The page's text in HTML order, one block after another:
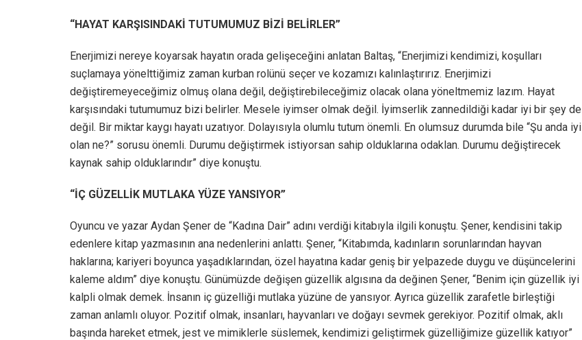
“HAYAT KARŞISINDAKİ TUTUMUMUZ BİZİ BELİRLER”
Enerjimizi nereye koyarsak hayatın orada gelişeceğini anlatan Baltaş, “Enerjimizi kendimizi, koşulları
suçlamaya yönelttiğimiz zaman kurban rolünü seçer ve kozamızı kalınlaştırırız. Enerjimizi
değiştiremeyeceğimiz olmuş olana değil, değiştirebileceğimiz olacak olana yöneltmemiz lazım. Hayat
karşısındaki tutumumuz bizi belirler. Mesele iyimser olmak değil. İyimserlik zannedildiği kadar iyi bir şey de
değil. Bir miktar kaygı hayatı uzatıyor. Dolayısıyla olumlu tutum önemli. En olumsuz durumda bile “Şu anda iyi
olan ne?” sorusu önemli. Durumu değiştirmek istiyorsan sahip olduklarına odaklan. Durumu değiştirecek
kaynak sahip olduklarındır” diye konuştu.
“İÇ GÜZELLİK MUTLAKA YÜZE YANSIYOR”
Oyuncu ve yazar Aydan Şener de “Kadına Dair” adını verdiği kitabıyla ilgili konuştu. Şener, kendisini takip
edenlere kitap yazmasının ana nedenlerini anlattı. Şener, “Kitabımda, kadınların sorunlarından hayvan
haklarına; kariyeri boyunca yaşadıklarından, özel hayatına kadar geniş bir yelpazede duygu ve düşüncelerini
kaleme aldım” diye konuştu. Günümüzde değişen güzellik algısına da değinen Şener, “Benim için güzellik iyi
kalpli olmak demek. İnsanın iç güzelliği mutlaka yüzüne de yansıyor. Ayrıca güzellik zarafetle birleştiği
zaman anlamlı oluyor. Pozitif olmak, insanları, hayvanları ve doğayı sevmek gerekiyor. Pozitif olmak, aklı
başında hareket etmek, jest ve mimiklerle süslemek, kendimizi geliştirmek güzelliğimize güzellik katıyor”